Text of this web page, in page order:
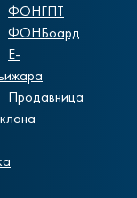
ФОНГПТ
ФОНБоард
Е-
Продавница